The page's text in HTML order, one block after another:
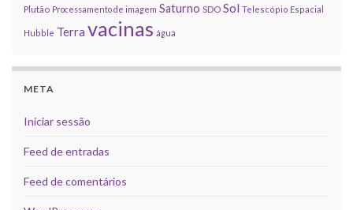
Plutão Processamento de imagem Saturno SDO Sol Telescópio Espacial
Hubble Terra vacinas água
META
Iniciar sessão
Feed de entradas
Feed de comentários